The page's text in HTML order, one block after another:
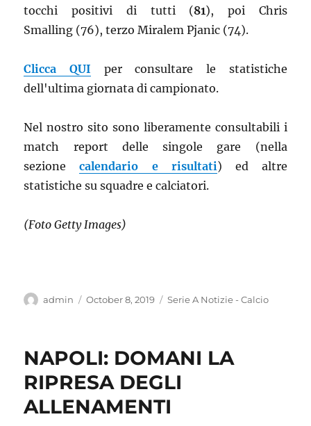
tocchi positivi di tutti (81), poi Chris
Smalling (76), terzo Miralem Pjanic (74).
Clicca QUI per consultare le statistiche
dell'ultima giornata di campionato.
Nel nostro sito sono liberamente consultabili i
match report delle singole gare (nella
sezionecalendario e risultati) ed altre
statistiche su squadre e calciatori.
(Foto Getty Images)
Author
admin
Posted
October 8, 2019 Categories
Serie A Notizie - Calcio
NAPOLI: DOMANI LA
RIPRESA DEGLI
ALLENAMENTI